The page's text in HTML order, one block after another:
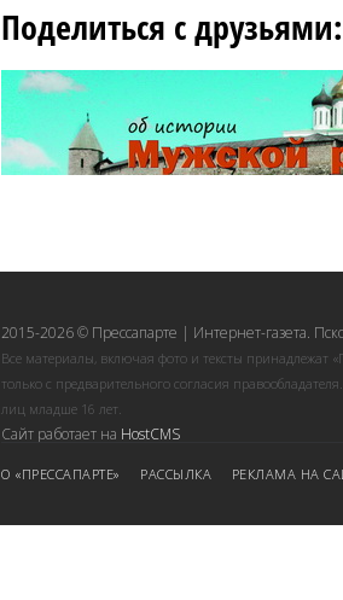
Поделиться с друзьями:
2015-2026 © Прессапарте | Интернет-газета.
Все материалы, включая фото и тексты принадлежат
только с предварительного согласия
лиц младше 16 лет.
Сайт работает на HostCMS
О «ПРЕССАПАРТЕ» РАССЫЛКА РЕКЛАМА НА